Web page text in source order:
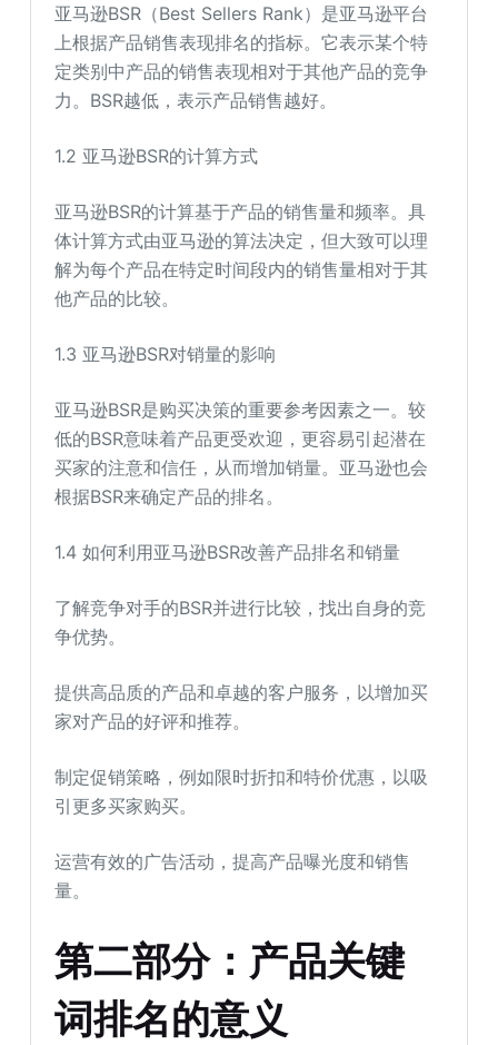
亚马逊BSR（Best Sellers Rank）是亚马逊平台
上根据产品销售表现排名的指标。它表示某个特
定类别中产品的销售表现相对于其他产品的竞争
力。BSR越低，表示产品销售越好。
1.2 亚马逊BSR的计算方式
亚马逊BSR的计算基于产品的销售量和频率。具
体计算方式由亚马逊的算法决定，但大致可以理
解为每个产品在特定时间段内的销售量相对于其
他产品的比较。
1.3 亚马逊BSR对销量的影响
亚马逊BSR是购买决策的重要参考因素之一。较
低的BSR意味着产品更受欢迎，更容易引起潜在
买家的注意和信任，从而增加销量。亚马逊也会
根据BSR来确定产品的排名。
1.4 如何利用亚马逊BSR改善产品排名和销量
了解竞争对手的BSR并进行比较，找出自身的竞
争优势。
提供高品质的产品和卓越的客户服务，以增加买
家对产品的好评和推荐。
制定促销策略，例如限时折扣和特价优惠，以吸
引更多买家购买。
运营有效的广告活动，提高产品曝光度和销售
量。
第二部分：产品关键
词排名的意义